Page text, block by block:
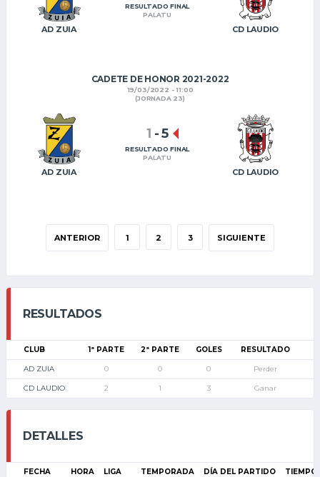
AD ZUIA CD LAUDIO
RESULTADO FINAL
PALATU
CADETE DE HONOR 2021-2022
19/03/2022 - 11:00
(JORNADA 23)
AD ZUIA CD LAUDIO
1 -5
RESULTADO FINAL
PALATU
ANTERIOR 1 2 3 SIGUIENTE
RESULTADOS
CLUB 1ª PARTE 2ª PARTE GOLES RESULTADO
AD ZUIA 0 0 0 Perder
CD LAUDIO 2 1 3 Ganar
DETALLES
FECHA HORA LIGA TEMPORADA DÍA DEL PARTIDO TIEMPO